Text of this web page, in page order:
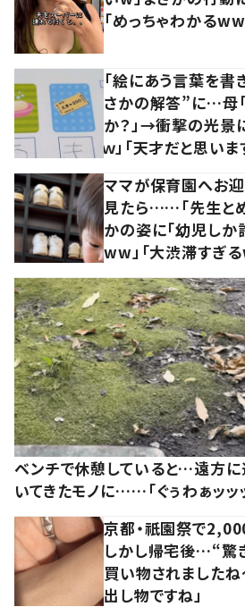
「めっちゃわかるww
「絵にあう言葉を書
さかの解答”に…母
か？」→衝撃の光景
ｗ」「天才だと思いま
ママが保育園へお
見たら……「先生と
かの姿に「幼児し
ww」「大渋滞すぎる
ベンチで休憩していると…遠方に
いてきたモノに……「ぐぅわぁッッ
京都・祇園祭で
しかし帰宅後…“驚
買い物されましたね
出し物ですね」